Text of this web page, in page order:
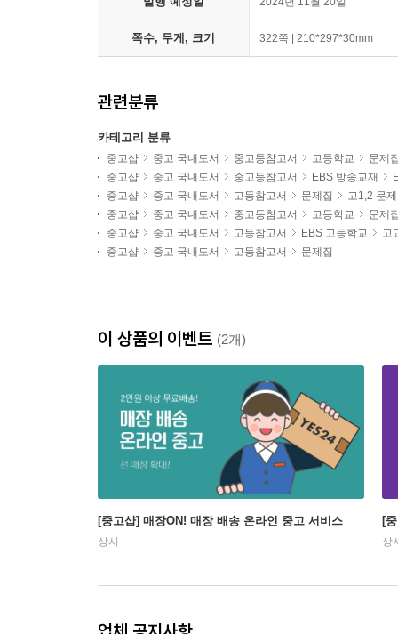
쪽수, 무게, 크기 322쪽 | 210*297*30mm
관련분류
카테고리 분류
중고샵 중고 국내도서 중고등참고서 고등학교
문제
중고샵
중고 국내도서 중고등참고서 EBS 방송교재
중고샵
중고 국내도서 고등참고서 문제집
고1,2 문
중고샵
중고 국내도서 중고등참고서 고등학교
문제
중고샵
중고 국내도서 고등참고서 EBS 고등학교
고
중고샵
중고 국내도서 고등참고서 문제집
이 상품의 이벤트 (2개)
[중고샵] 매장ON! 매장 배송 온라인 중고 서비스
상시
[
상